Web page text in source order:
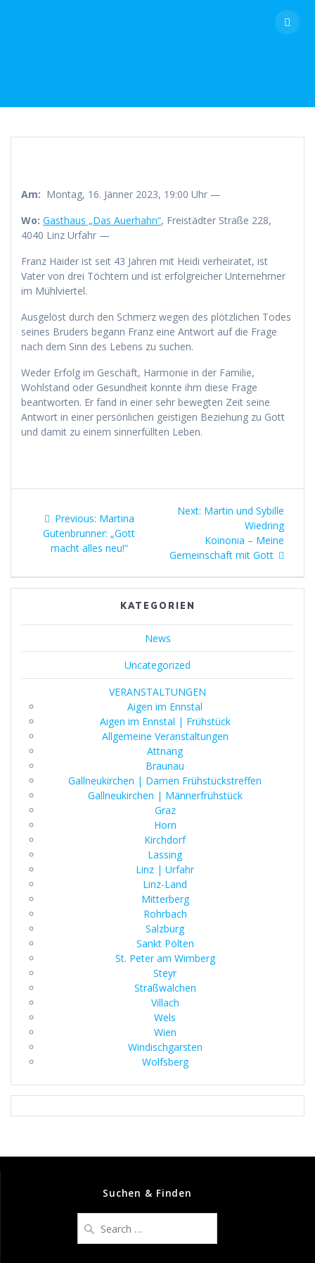
Am: Montag, 16. Jänner 2023, 19:00 Uhr —
Wo: Gasthaus „Das Auerhahn“, Freistädter Straße 228,
4040 Linz Urfahr —
Franz Haider ist seit 43 Jahren mit Heidi verheiratet, ist
Vater von drei Töchtern und ist erfolgreicher Unternehmer
im Mühlviertel.
Ausgelöst durch den Schmerz wegen des plötzlichen Todes
seines Bruders begann Franz eine Antwort auf die Frage
nach dem Sinn des Lebens zu suchen.
Weder Erfolg im Geschäft, Harmonie in der Familie,
Wohlstand oder Gesundheit konnte ihm diese Frage
beantworten. Er fand in einer sehr bewegten Zeit seine
Antwort in einer persönlichen geistigen Beziehung zu Gott
und damit zu einem sinnerfüllten Leben.
Beitragsnavigation
Previous: Previous
post:
Martina
Gutenbrunner: „Gott
macht alles neu!“
Next: Next
Martin und Sybille
Wiedring
Koinonia – Meine
Gemeinschaft mit Gott
KATEGORIEN
News
Uncategorized
VERANSTALTUNGEN
Aigen im Ennstal
Aigen im Ennstal | Frühstück
Allgemeine Veranstaltungen
Attnang
Braunau
Gallneukirchen | Damen Frühstückstreffen
Gallneukirchen | Männerfrühstück
Graz
Horn
Kirchdorf
Lassing
Linz | Urfahr
Linz-Land
Mitterberg
Rohrbach
Salzburg
Sankt Pölten
St. Peter am Wimberg
Steyr
Straßwalchen
Villach
Wels
Wien
Windischgarsten
Wolfsberg
Suchen & Finden
for: